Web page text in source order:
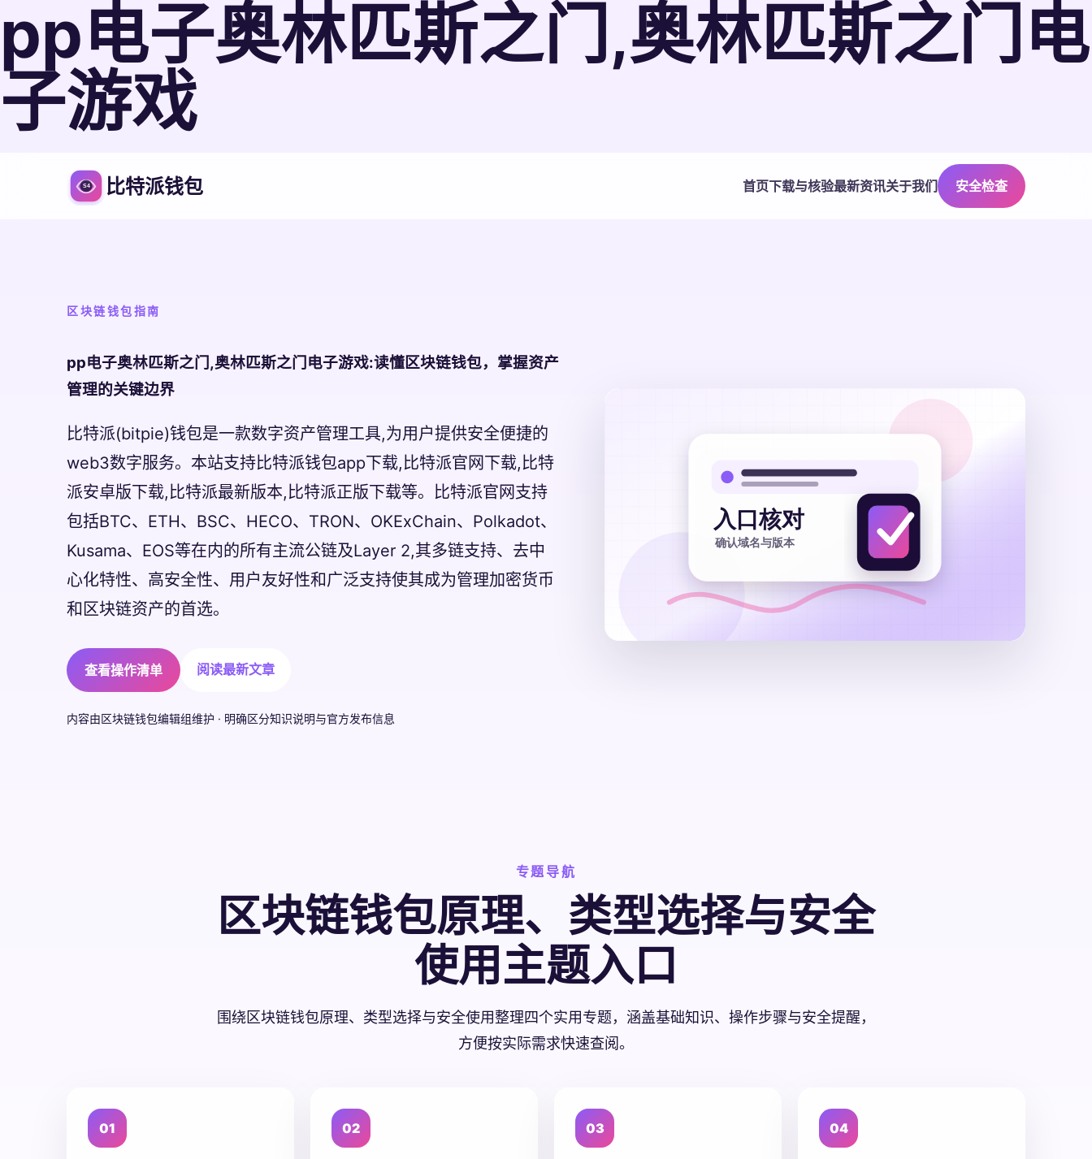
pp电子奥林匹斯之门,奥林匹斯之门电
子游戏
比特派钱包 首页下载与核验最新资讯关于我们 安全检查
区块链钱包指南
pp电子奥林匹斯之门,奥林匹斯之门电子游戏:读懂区块链钱包，掌握资产
管理的关键边界
比特派(bitpie)钱包是一款数字资产管理工具,为用户提供安全便捷的
web3数字服务。本站支持比特派钱包app下载,比特派官网下载,比特
派安卓版下载,比特派最新版本,比特派正版下载等。比特派官网支持
包括BTC、ETH、BSC、HECO、TRON、OKExChain、Polkadot、
Kusama、EOS等在内的所有主流公链及Layer 2,其多链支持、去中
心化特性、高安全性、用户友好性和广泛支持使其成为管理加密货币
和区块链资产的首选。
查看操作清单 阅读最新文章
内容由区块链钱包编辑组维护 · 明确区分知识说明与官方发布信息
专题导航
区块链钱包原理、类型选择与安全
使用主题入口
围绕区块链钱包原理、类型选择与安全使用整理四个实用专题，涵盖基础知识、操作步骤与安全提醒，
方便按实际需求快速查阅。
01 02 03 04